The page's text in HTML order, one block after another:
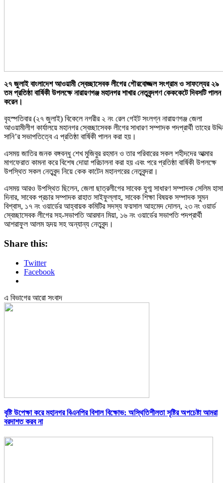
২৭ জুলাই বাংলাদেশ আওয়ামী স্বেচ্ছাসেবক লীগের গৌরবোজ্জল সংগ্রাম ও সাফল্যের ২৯
তম প্রতিষ্ঠা বার্ষিকী উপলক্ষে নারায়ণগঞ্জ মহানগর শাখার নেতৃবৃন্দগণ কেককেটে দিবসটি পালন
করেন।
বৃহস্পতিবার (২৭ জুলাই) বিকেলে নগরীর ২ নং রেল গেইট সংলগ্ন নারায়ণগঞ্জ জেলা
আওয়ামীলীগ কার্যালয়ে মহানগর স্বেচ্ছাসেবক লীগের সাধারণ সম্পাদক পদপ্রার্থী তাহের
সানি’র সভাপতিত্বে এ প্রতিষ্ঠা বার্ষিকী পালন করা হয়।
এসময় জাতির জনক বঙ্গবন্ধু শেখ মুজিবুর রহমান ও তার পরিবারের সকল শহীদদের আত্মার
মাগফেরাত কামনা করে বিশেষ দোয়া পরিচালনা করা হয় এবং পরে প্রতিষ্ঠা বার্ষিকী উপলক্ষে
উপস্থিত সকল নেতৃবৃন্দ নিয়ে কেক কাটেন মহানগরের নেতৃবৃন্দরা।
এসময় আরও উপস্থিত ছিলেন, জেলা ছাত্রলীগের সাবেক যুগ্ম সাধারণ সম্পাদক সেলিম
দিনার, সাবেক প্রচার সম্পাদক রাহাত সাইফুল্লাহ, সাবেক শিক্ষা বিষয়ক সম্পাদক সুমন
বিশ্বাস, ১৭ নং ওয়ার্ডের আহ্বায়ক কমিটির সদস্য ফয়সাল আহমেদ দোলন, ২৩ নং ওয়ার্ড
স্বেচ্ছাসেবক লীগের সহ-সভাপতি আরমান মিয়া, ১৬ নং ওয়ার্ডের সভাপতি পদপ্রার্থী
আশরাফুল আলম হৃদয় সহ অন্যান্য নেতৃবৃন্দ।
Share this:
Twitter
Facebook
এ বিভাগের আরো সংবাদ
বৃষ্টি উপেক্ষা করে মহানগর বিএনপির বিশাল বিক্ষোভ: অস্থিতিশীলতা সৃষ্টির অপচেষ্টা আমরা
বরদাশত করব না